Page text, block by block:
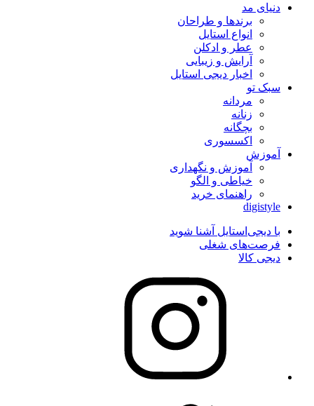
دنیای مد
برندها و طراحان
انواع استایل
عطر و ادکلن
آرایش و زیبایی
اخبار دیجی استایل
سبک تو
مردانه
زنانه
بچگانه
اکسسوری
آموزش
آموزش و نگهداری
خیاطی و الگو
راهنمای خرید
digistyle
با دیجی‌استایل آشنا شوید
فرصت‌های شغلی
دیجی کالا